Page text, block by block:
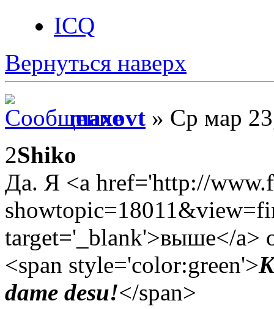
ICQ
Вернуться наверх
maxovt » Ср мар
2Shiko
Да. Я <a href='http://
target='_blank'>выше</a>
<span style='color:green'>
dame desu!</span>